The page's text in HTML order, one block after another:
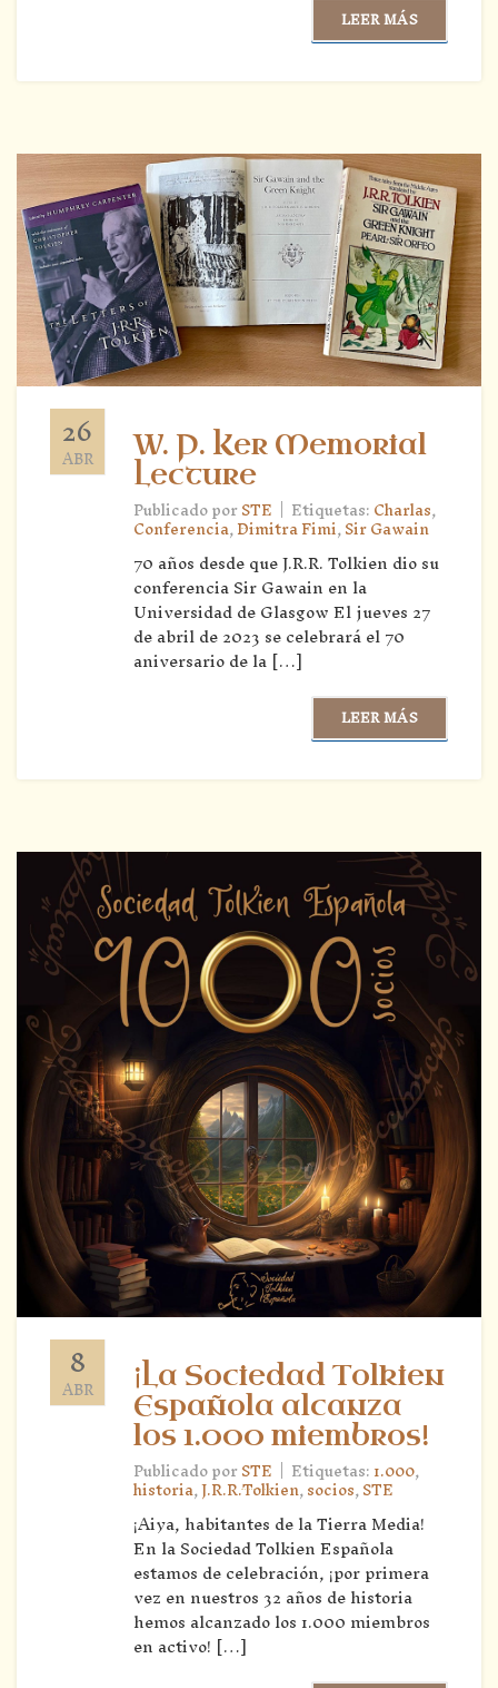
LEER MÁS
26
ABR
W. P. Ker Memorial
Lecture
Publicado porSTE | Etiquetas:Charlas,
Conferencia,Dimitra Fimi,Sir Gawain
70 años desde que J.R.R. Tolkien dio su
conferencia Sir Gawain en la
Universidad de Glasgow El jueves 27
de abril de 2023 se celebrará el 70
aniversario de la […]
LEER MÁS
8
ABR
¡La Sociedad Tolkien
Española alcanza
los 1.000 miembros!
Publicado porSTE | Etiquetas:1.000,
historia,J.R.R.Tolkien,socios,STE
¡Aiya, habitantes de la Tierra Media!
En la Sociedad Tolkien Española
estamos de celebración, ¡por primera
vez en nuestros 32 años de historia
hemos alcanzado los 1.000 miembros
en activo! […]